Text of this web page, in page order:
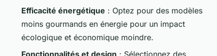
Efficacité énergétique : Optez pour des modèles
moins gourmands en énergie pour un impact
écologique et économique moindre.
Fonctionnalités et design : Sélectionnez des